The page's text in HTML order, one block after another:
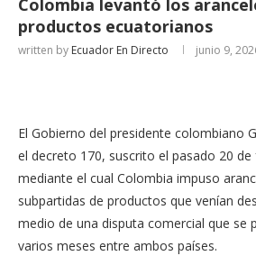
Colombia levantó los
productos ecuatorianos
written by Ecuador En Directo junio 9,
El Gobierno del presidente colombiano
el decreto 170, suscrito el pasado 20
mediante el cual Colombia impuso
subpartidas de productos que venían
medio de una disputa comercial que se
varios meses entre ambos países.